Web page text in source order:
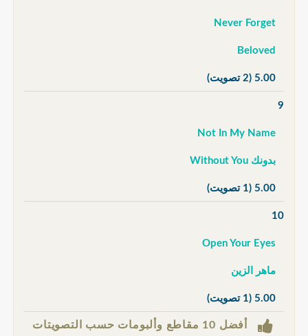
Never Forget
Beloved
5.00 (2 تصويت)
9
Not In My Name
بدونك Without You
5.00 (1 تصويت)
10
Open Your Eyes
ماهر الزين
5.00 (1 تصويت)
أفضل 10 مقاطع وألبومات حسب التصويتات